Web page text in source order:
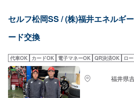
セルフ松岡SS / (株)福井エネルギ
ード交換
代車OK カードOK 電子マネーOK QR決済OK ロ
福井県